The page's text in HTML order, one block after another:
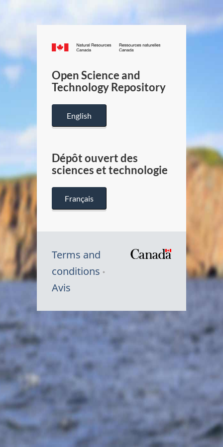
Canada.ca
/
Canada
Open Science and
Technology Repository
English
Dépôt ouvert des
sciences et technologie
Français
Terms and
conditions
Avis
Symbole
Canada